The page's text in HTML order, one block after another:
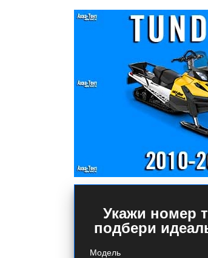
Укажи номер
подбери
Модель